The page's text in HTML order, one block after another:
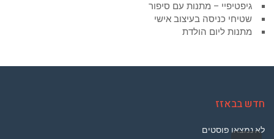
גיפטיפיי – מתנות עם סיפור
שטיחי כניסה בעיצוב אישי
מתנות ליום הולדת
חדש בבאזז
לא נמצאו פוסטים